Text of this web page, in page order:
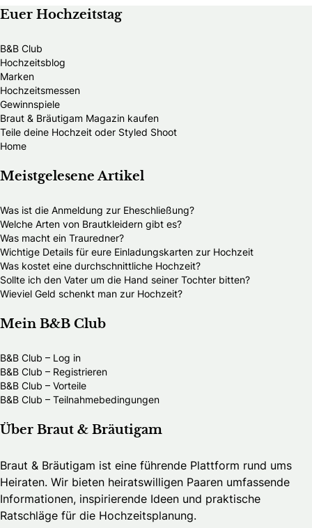
Euer Hochzeitstag
B&B Club
Hochzeitsblog
Marken
Hochzeitsmessen
Gewinnspiele
Braut & Bräutigam Magazin kaufen
Teile deine Hochzeit oder Styled Shoot
Home
Meistgelesene Artikel
Was ist die Anmeldung zur Eheschließung?
Welche Arten von Brautkleidern gibt es?
Was macht ein Trauredner?
Wichtige Details für eure Einladungskarten zur Hochzeit
Was kostet eine durchschnittliche Hochzeit?
Sollte ich den Vater um die Hand seiner Tochter bitten?
Wieviel Geld schenkt man zur Hochzeit?
Mein B&B Club
B&B Club – Log in
B&B Club – Registrieren
B&B Club – Vorteile
B&B Club – Teilnahmebedingungen
Über Braut & Bräutigam
Braut & Bräutigam ist eine führende Plattform rund ums
Heiraten. Wir bieten heiratswilligen Paaren umfassende
Informationen, inspirierende Ideen und praktische
Ratschläge für die Hochzeitsplanung.